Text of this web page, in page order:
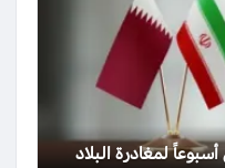
لمغادرة البلاد